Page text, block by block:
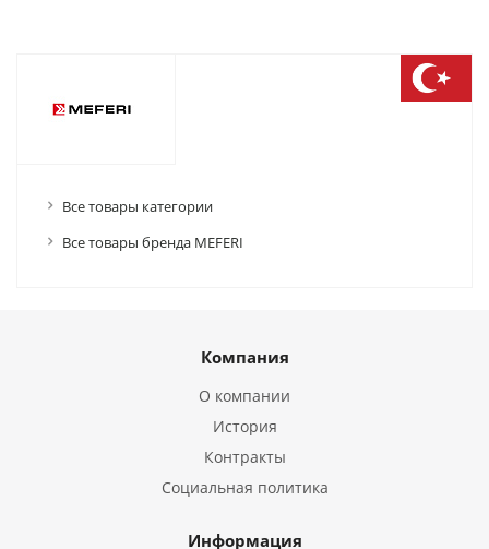
Все товары категории
Все товары бренда MEFERI
Компания
О компании
История
Контракты
Социальная политика
Информация